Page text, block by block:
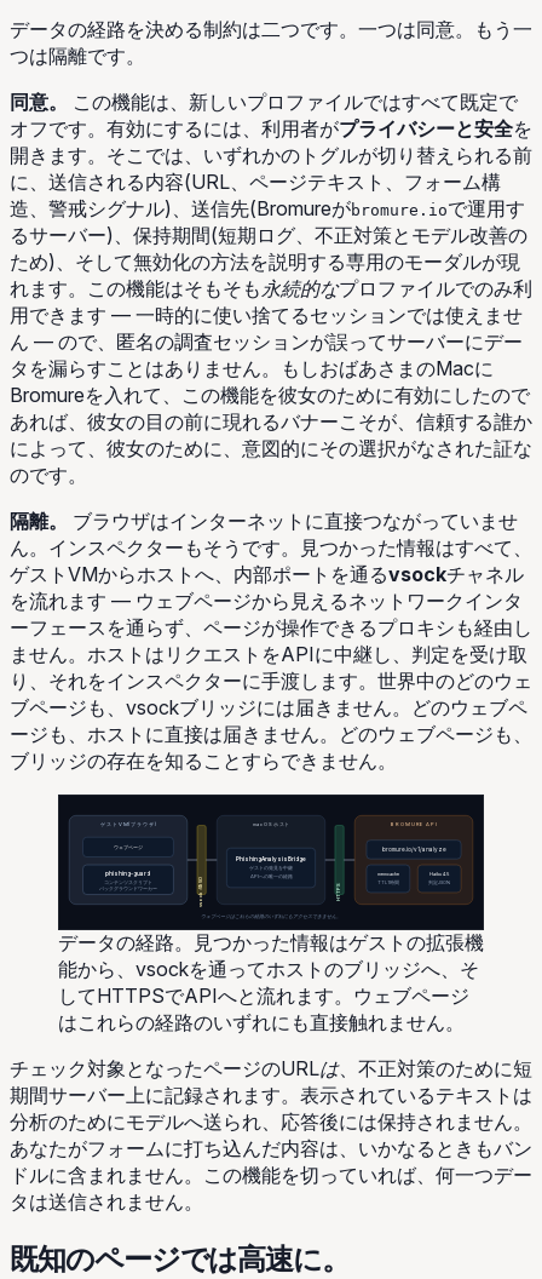
データの経路を決める制約は二つです。一つは同意。もう一
つは隔離です。
同意。
この機能は、新しいプロファイルではすべて既定で
オフです。有効にするには、利用者がプライバシーと安全を
開きます。そこでは、いずれかのトグルが切り替えられる前
に、送信される内容(URL、ページテキスト、フォーム構
造、警戒シグナル)、送信先(Bromureがbromure.ioで運用す
るサーバー)、保持期間(短期ログ、不正対策とモデル改善の
ため)、そして無効化の方法を説明する専用のモーダルが現
れます。この機能はそもそも永続的なプロファイルでのみ利
用できます — 一時的に使い捨てるセッションでは使えませ
ん — ので、匿名の調査セッションが誤ってサーバーにデー
タを漏らすことはありません。もしおばあさまのMacに
Bromureを入れて、この機能を彼女のために有効にしたので
あれば、彼女の目の前に現れるバナーこそが、信頼する誰か
によって、彼女のために、意図的にその選択がなされた証な
のです。
隔離。
ブラウザはインターネットに直接つながっていませ
ん。インスペクターもそうです。見つかった情報はすべて、
ゲストVMからホストへ、内部ポートを通るvsockチャネル
を流れます — ウェブページから見えるネットワークインタ
ーフェースを通らず、ページが操作できるプロキシも経由し
ません。ホストはリクエストをAPIに中継し、判定を受け取
り、それをインスペクターに手渡します。世界中のどのウェ
ブページも、vsockブリッジには届きません。どのウェブペ
ージも、ホストに直接は届きません。どのウェブページも、
ブリッジの存在を知ることすらできません。
ゲストVM(ブラウザ)
ウェブページ
phishing-guard
コンテンツスクリプト
バックグラウンドワーカー
vsock :5950
macOSホスト
PhishingAnalysisBridge
ゲストの発見を中継
APIへの唯一の経路
HTTPS
BROMURE API
bromure.io/v1/analyze
memcache
TTL 1時間
Haiku 4.5
判定JSON
ウェブページはこれらの経路のいずれにもアクセスできません。
データの経路。見つかった情報はゲストの拡張機
能から、vsockを通ってホストのブリッジへ、そ
してHTTPSでAPIへと流れます。ウェブページ
はこれらの経路のいずれにも直接触れません。
チェック対象となったページのURLは、不正対策のために短
期間サーバー上に記録されます。表示されているテキストは
分析のためにモデルへ送られ、応答後には保持されません。
あなたがフォームに打ち込んだ内容は、いかなるときもバン
ドルに含まれません。この機能を切っていれば、何一つデー
タは送信されません。
既知のページでは高速に。